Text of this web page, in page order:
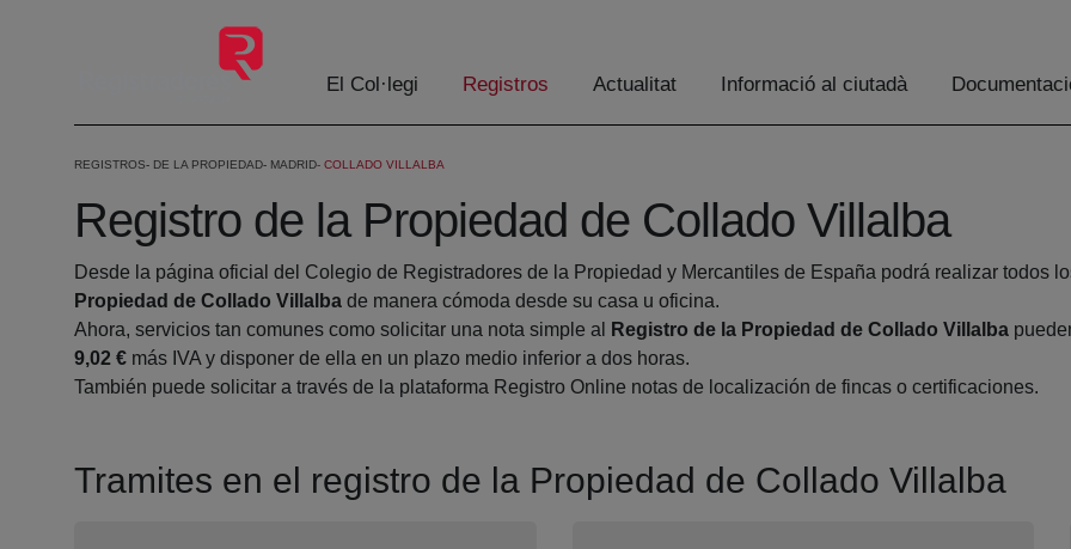
Salta al contingut principal
El Col·legi Registros Actualitat Informació al ciutadà
REGISTROS DE LA PROPIEDAD MADRID COLLADO VILLALBA
Registro de la Propiedad de Collado Villalba
Desde la página oficial del Colegio de Registradores de la Propiedad y Mercantiles de España podrá realizar todos
Propiedad de Collado Villalba de manera cómoda desde su casa u oficina.
Ahora, servicios tan comunes como solicitar una nota simple al
Registro de la Propiedad de Collado Villalba
9,02 € más IVA y disponer de ella en un plazo medio inferior a dos horas.
También puede solicitar a través de la plataforma Registro Online notas de localización de fincas o certificaciones.
Tramites en el registro de la Propiedad de Collado Villalba